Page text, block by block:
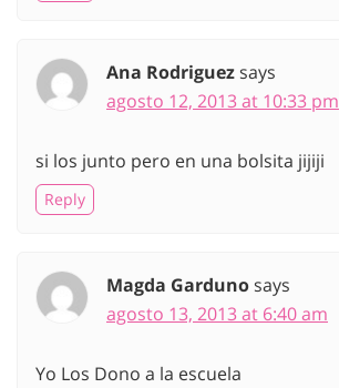
Ana Rodriguezsays
agosto 12, 2013 at 10:33 pm
si los junto pero en una bolsita jijiji
Reply
Magda Gardunosays
agosto 13, 2013 at 6:40 am
Yo Los Dono a la escuela